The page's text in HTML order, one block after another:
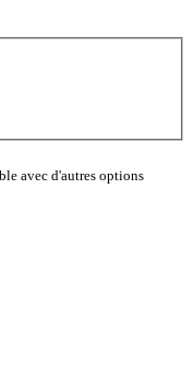
avec d'autres options